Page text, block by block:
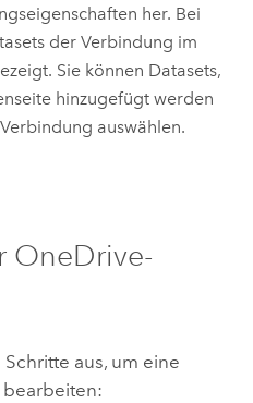
her. Bei
der Verbindung im
Sie können Datasets,
hinzugefügt werden
auswählen.
OneDrive-
aus, um eine